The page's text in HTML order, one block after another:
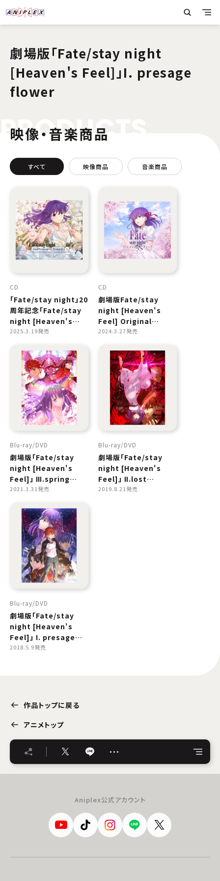
劇場版「Fate/stay night
[Heaven's Feel]」I. presage
flower
PRODUC
映像・音楽商品
すべて 映像商品 音楽商品
CD
「Fate/stay night」20
周年記念「Fate/stay
night [Heaven's
Feel]」コンサート
2025.3.19発売
CD
劇場版Fate/stay
night [Heaven's
Feel] Original
Soundtrack
2024.3.27発売
Blu-ray DVD
劇場版「Fate/stay
night [Heaven's
Feel]」 Ⅲ.spring
song
2021.3.31発売
Blu-ray DVD
劇場版「Fate/stay
night [Heaven's
Feel]」 Ⅱ.lost
butterfly
2019.8.21発売
Blu-ray DVD
劇場版「Fate/stay
night [Heaven's
Feel]」 I. presage
flower
2018.5.9発売
作品トップに戻る
アニメトップ
…
Aniplex公式アカウント